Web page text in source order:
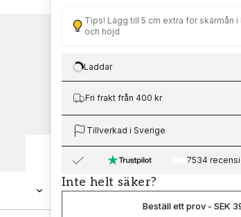
Tips! Lägg till 5 cm extra för skärmån
och höjd
Loading…
Laddar
Fri frakt från 400 kr
Tillverkad i Sverige
7534
Inte helt säker?
Beställ ett prov - SEK